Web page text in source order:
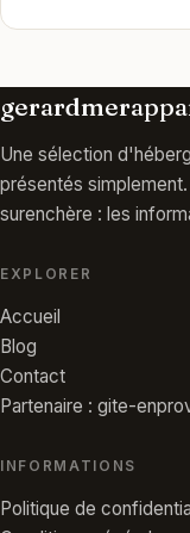
Une sélection
présentés
surenchère : les
EXPLORER
Accueil
Blog
Contact
Partenaire : gite-
INFORMATIONS
Politique de